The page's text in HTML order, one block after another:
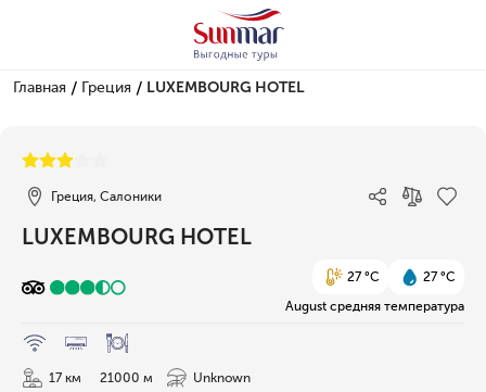
Главная / Греция / LUXEMBOURG HOTEL
Греция, Салоники
LUXEMBOURG HOTEL
27 °C
27 °C
August средняя температура
17 км 21000 м Unknown